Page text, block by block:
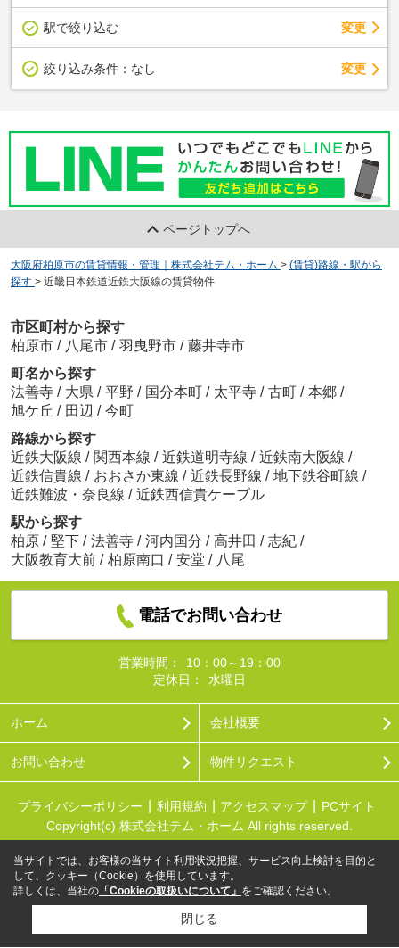
駅で絞り込む 変更
絞り込み条件： なし 変更
ページトップへ
大阪府柏原市の賃貸情報・管理｜株式会社テム・ホーム > (賃貸)路線・駅から
探す > 近畿日本鉄道近鉄大阪線の賃貸物件
市区町村から探す
柏原市 / 八尾市 / 羽曳野市 / 藤井寺市
町名から探す
法善寺 / 大県 / 平野 / 国分本町 / 太平寺 / 古町 / 本郷 /
旭ケ丘 / 田辺 / 今町
路線から探す
近鉄大阪線 / 関西本線 / 近鉄道明寺線 / 近鉄南大阪線 /
近鉄信貴線 / おおさか東線 / 近鉄長野線 / 地下鉄谷町線 /
近鉄難波・奈良線 / 近鉄西信貴ケーブル
駅から探す
柏原 / 堅下 / 法善寺 / 河内国分 / 高井田 / 志紀 /
大阪教育大前 / 柏原南口 / 安堂 / 八尾
電話でお問い合わせ
営業時間：
10：00～19：00
定休日：
水曜日
ホーム 会社概要
お問い合わせ 物件リクエスト
プライバシーポリシー 利用規約 アクセスマップ
PCサイト
Copyright(c) 株式会社テム・ホーム All rights reserved.
当サイトでは、お客様の当サイト利用状況把握、サービス向上検討を目的と
して、クッキー（Cookie）を使用しています。
詳しくは、当社の 「Cookieの取扱いについて」 をご確認ください。
閉じる